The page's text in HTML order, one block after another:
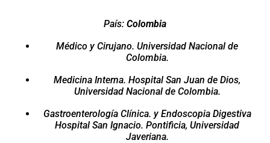
País: Colombia
Médico y Cirujano. Universidad Nacional de
Colombia.
Medicina Interna. Hospital San Juan de Dios,
Universidad Nacional de Colombia.
Gastroenterología Clínica. y Endoscopia Digestiva
Hospital San Ignacio. Pontificia, Universidad
Javeriana.